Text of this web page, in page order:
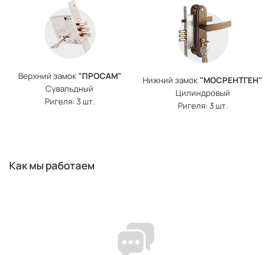
Верхний замок"ПРОСАМ"
Сувальдный
Ригеля: 3 шт.
Нижний замок"МОСРЕНТГЕН"
Цилиндровый
Ригеля: 3 шт.
Как мы работаем